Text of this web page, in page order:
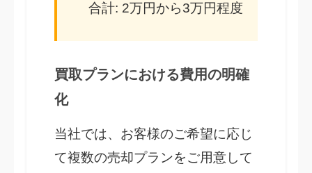
合計: 2万円から3万円程度
買取プランにおける費用の明確
化
当社では、お客様のご希望に応じ
て複数の売却プランをご用意して